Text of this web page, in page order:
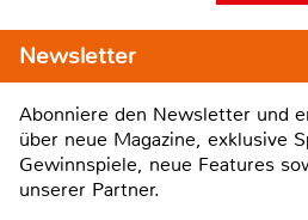
Newsletter
Abonniere den Newsletter und
über neue Magazine, exklusive
Gewinnspiele, neue Features
unserer Partner.